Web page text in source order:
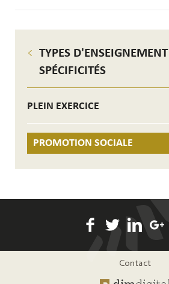
TYPES
SPÉCIFICITÉS
PLEIN EXERCICE
PROMOTION SOCIALE
Contact